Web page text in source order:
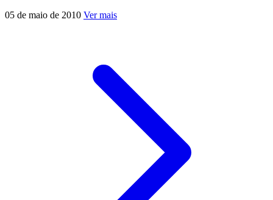
05 de maio de 2010 Ver mais